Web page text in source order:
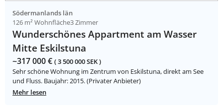
Södermanlands län
126 m² Wohnfläche3 Zimmer
Wunderschönes Appartment am Wasser
Mitte Eskilstuna
~317 000 € ( 3 500 000 SEK )
Sehr schöne Wohnung im Zentrum von Eskilstuna, direkt am See
und Fluss. Baujahr: 2015. (Privater Anbieter)
Mehr lesen